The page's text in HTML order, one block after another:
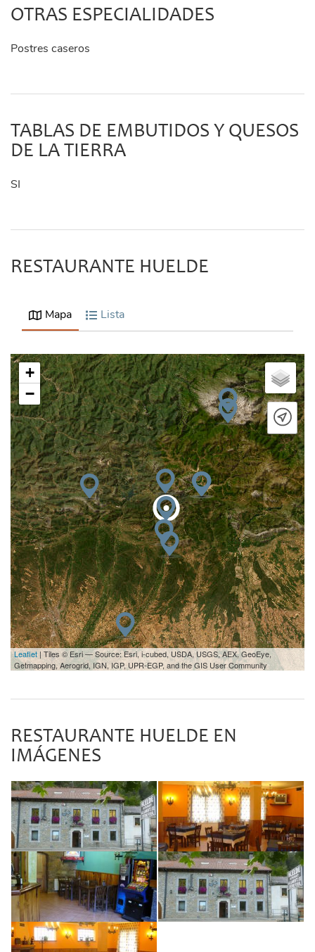
OTRAS ESPECIALIDADES
Postres caseros
TABLAS DE EMBUTIDOS Y QUESOS
DE LA TIERRA
SI
RESTAURANTE HUELDE
Mapa Lista
+
−
Leaflet | Tiles © Esri — Source: Esri, i-cubed, USDA, USGS, AEX, GeoEye,
Getmapping, Aerogrid, IGN, IGP, UPR-EGP, and the GIS User Community
RESTAURANTE HUELDE EN
IMÁGENES